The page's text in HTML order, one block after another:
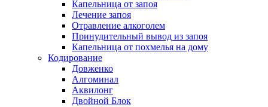
Капельница от запоя
Лечение запоя
Отравление алкоголем
Принудительный вывод из запоя
Капельница от похмелья на дому
Кодирование
Довженко
Алгоминал
Аквилонг
Двойной Блок